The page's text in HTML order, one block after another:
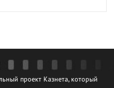
проект Казнета, который